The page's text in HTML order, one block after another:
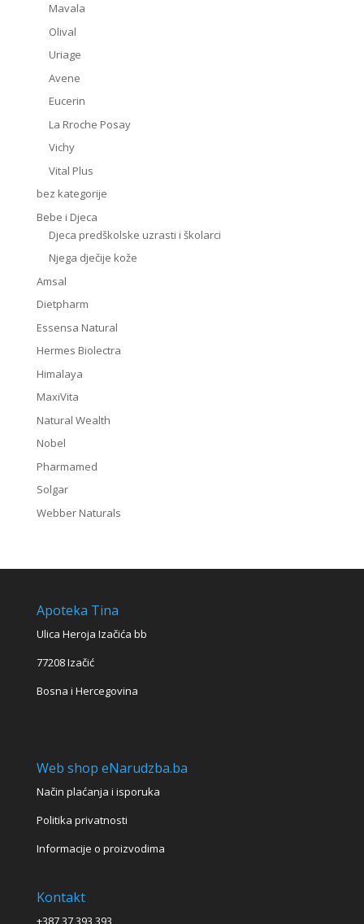
Mavala
Olival
Uriage
Avene
Eucerin
La Rroche Posay
Vichy
Vital Plus
bez kategorije
Bebe i Djeca
Djeca predškolske uzrasti i školarci
Njega dječije kože
Amsal
Dietpharm
Essensa Natural
Hermes Biolectra
Himalaya
MaxiVita
Natural Wealth
Nobel
Pharmamed
Solgar
Webber Naturals
Apoteka Tina
Ulica Heroja Izačića bb
77208 Izačić
Bosna i Hercegovina
Web shop eNarudzba.ba
Način plaćanja i isporuka
Politika privatnosti
Informacije o proizvodima
Kontakt
+387 37 393 393